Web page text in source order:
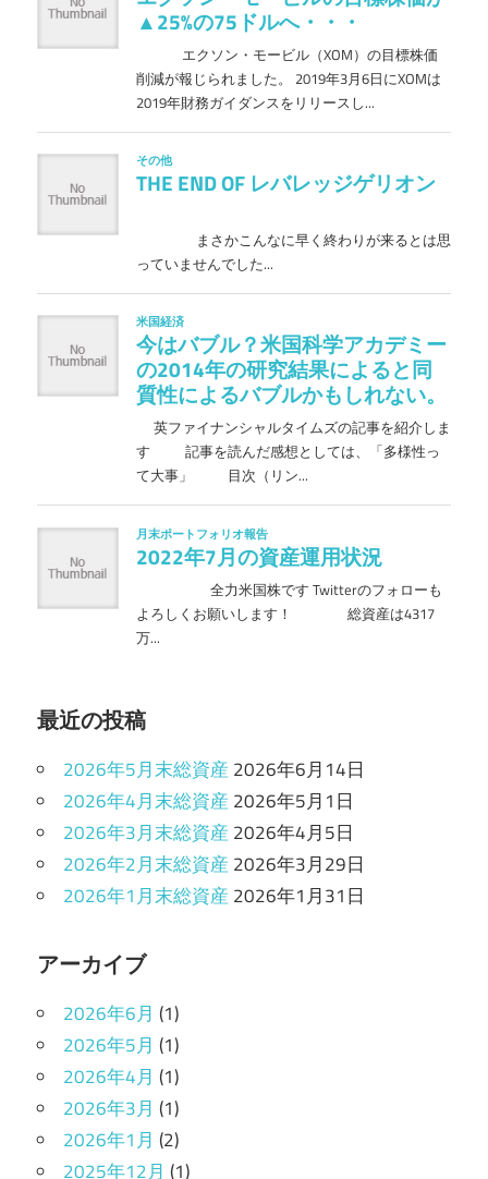
最近の投稿
2026年5月末総資産2026年6月14日
2026年4月末総資産2026年5月1日
2026年3月末総資産2026年4月5日
2026年2月末総資産2026年3月29日
2026年1月末総資産2026年1月31日
アーカイブ
2026年6月 (1)
2026年5月 (1)
2026年4月 (1)
2026年3月 (1)
2026年1月 (2)
2025年12月 (1)